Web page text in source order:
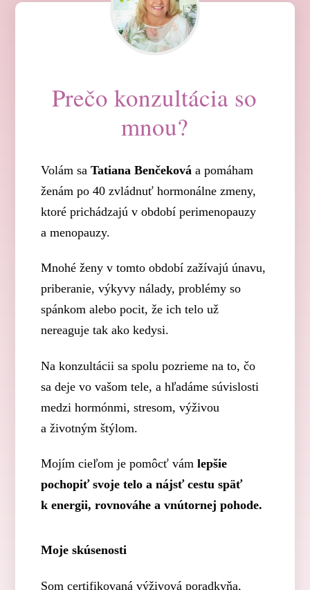
Prečo konzultácia so
mnou?
Volám saTatiana Benčeková a pomáham
ženám po 40 zvládnuť hormonálne zmeny,
ktoré prichádzajú v období perimenopauzy
a menopauzy.
Mnohé ženy v tomto období zažívajú únavu,
priberanie, výkyvy nálady, problémy so
spánkom alebo pocit, že ich telo už
nereaguje tak ako kedysi.
Na konzultácii sa spolu pozrieme na to, čo
sa deje vo vašom tele, a hľadáme súvislosti
medzi hormónmi, stresom, výživou
a životným štýlom.
Mojím cieľom je pomôcť vámlepšie
pochopiť svoje telo a nájsť cestu späť
k energii, rovnováhe a vnútornej pohode.
Moje skúsenosti
Som certifikovaná výživová poradkyňa,